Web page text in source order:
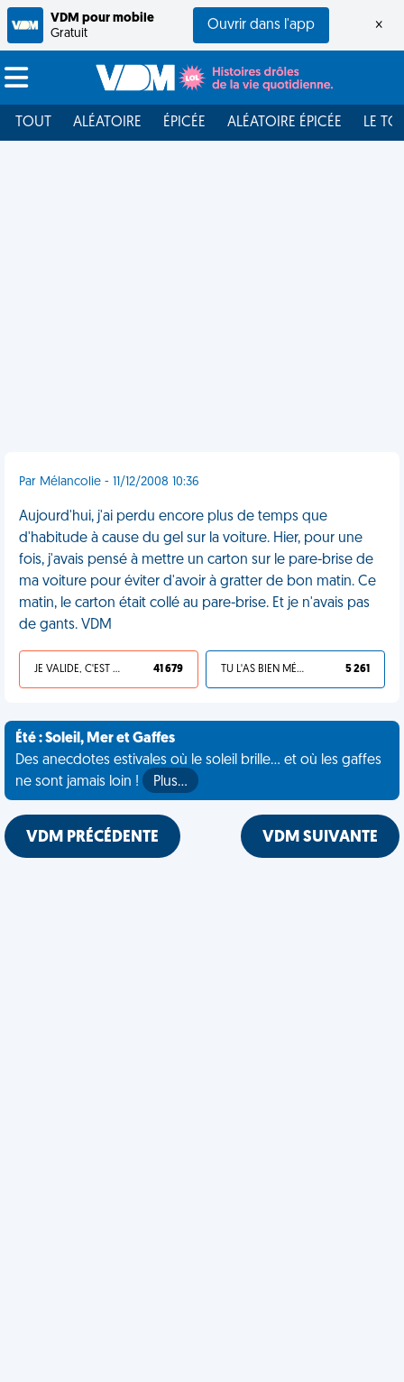
VDM pour mobile
Gratuit
Ouvrir dans l'app ×
TOUT ALÉATOIRE ÉPICÉE ALÉATOIRE ÉPICÉE LE
Par Mélancolie - 11/12/2008 10:36
Aujourd'hui, j'ai perdu encore plus de temps que
d'habitude à cause du gel sur la voiture. Hier, pour une
fois, j'avais pensé à mettre un carton sur le pare-brise de
ma voiture pour éviter d'avoir à gratter de bon matin. Ce
matin, le carton était collé au pare-brise. Et je n'avais pas
de gants. VDM
JE VALIDE, C'EST UNE VDM 41 679 TU L'AS BIEN MÉRITÉ 5 261
Été : Soleil, Mer et Gaffes
Des anecdotes estivales où le soleil brille... et où les gaffes
ne sont jamais loin !
Plus…
VDM PRÉCÉDENTE VDM SUIVANTE